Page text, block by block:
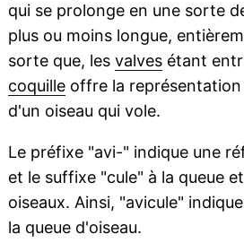
qui se prolonge en une sorte
plus ou moins longue,
sorte que, les valvesétant
coquilleoffre la représentation
d'un oiseau qui vole.
Le préfixe "avi-" indique une
et le suffixe "cule" à la queue
oiseaux. Ainsi, "avicule"
la queue d'oiseau.